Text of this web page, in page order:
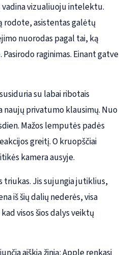
vadina vizualiuoju intelektu.
rodote, asistentas galėtų
nuorodas pagal tai, ką
raginimas. Einant gatve
su labai ribotais
naujų privatumo klausimų. Nuo
Mažos lemputės padės
greitį. O kruopščiai
kamera ausyje.
triukas. Jis sujungia jutiklius,
iš šių dalių nederės, visa
visos šios dalys veiktų